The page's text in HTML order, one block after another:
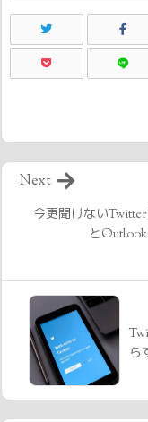
今更聞けない
と
Next
ら